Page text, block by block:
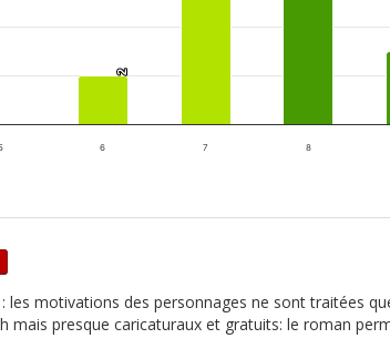
2
2
6 7 8
motivations des personnages ne sont traitées
presque caricaturaux et gratuits: le roman